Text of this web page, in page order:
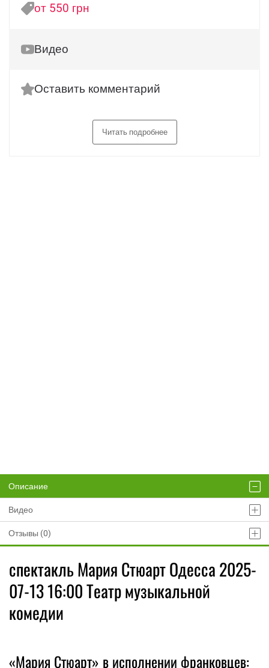
от 550 грн
Видео
Оставить комментарий
Читать подробнее
Описание
Видео
Отзывы (0)
спектакль Мария Стюарт Одесса 2025-
07-13 16:00 Театр музыкальной
комедии
«Мария Стюарт» в исполнении франковцев: